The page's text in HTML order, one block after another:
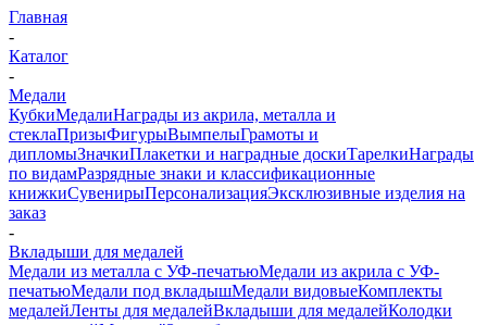
Главная
-
Каталог
-
Медали
КубкиМедалиНаграды из акрила, металла и
стеклаПризыФигурыВымпелыГрамоты и
дипломыЗначкиПлакетки и наградные доскиТарелкиНаграды
по видамРазрядные знаки и классификационные
книжкиСувенирыПерсонализацияЭксклюзивные изделия на
заказ
-
Вкладыши для медалей
Медали из металла с УФ-печатьюМедали из акрила с УФ-
печатьюМедали под вкладышМедали видовыеКомплекты
медалейЛенты для медалейВкладыши для медалейКолодки